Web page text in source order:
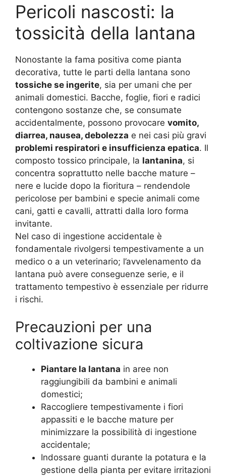
Pericoli nascosti: la
tossicità della lantana
Nonostante la fama positiva come pianta
decorativa, tutte le parti della lantana sono
tossiche se ingerite, sia per umani che per
animali domestici. Bacche, foglie, fiori e radici
contengono sostanze che, se consumate
accidentalmente, possono provocare vomito,
diarrea, nausea, debolezza e nei casi più gravi
problemi respiratori e insufficienza epatica. Il
composto tossico principale, la lantanina, si
concentra soprattutto nelle bacche mature –
nere e lucide dopo la fioritura – rendendole
pericolose per bambini e specie animali come
cani, gatti e cavalli, attratti dalla loro forma
invitante.
Nel caso di ingestione accidentale è
fondamentale rivolgersi tempestivamente a un
medico o a un veterinario; l’avvelenamento da
lantana può avere conseguenze serie, e il
trattamento tempestivo è essenziale per ridurre
i rischi.
Precauzioni per una
coltivazione sicura
Piantare la lantana in aree non
raggiungibili da bambini e animali
domestici;
Raccogliere tempestivamente i fiori
appassiti e le bacche mature per
minimizzare la possibilità di ingestione
accidentale;
Indossare guanti durante la potatura e la
gestione della pianta per evitare irritazioni